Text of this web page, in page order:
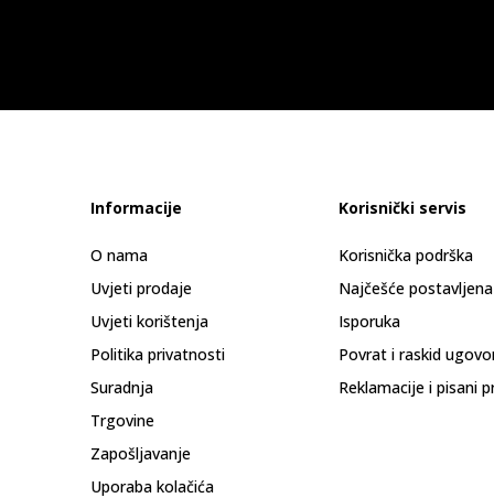
Informacije
O nama
Uvjeti prodaje
Uvjeti korištenja
Politika privatnosti
Suradnja
Trgovine
Zapošljavanje
Uporaba kolačića
Korisnički servis
Korisnička podrška
Najčešće
Isporuka
Povrat i raskid
Reklamacije i pisani